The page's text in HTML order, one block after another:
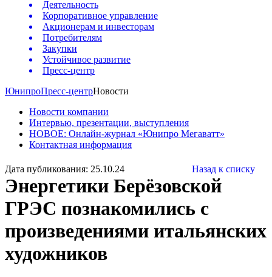
Деятельность
Корпоративное управление
Акционерам и инвесторам
Потребителям
Закупки
Устойчивое развитие
Пресс-центр
ЮнипроПресс-центрНовости
Новости компании
Интервью, презентации, выступления
НОВОЕ: Онлайн-журнал «Юнипро Мегаватт»
Контактная информация
Дата публикования: 25.10.24 Назад к списку
Энергетики Берёзовской
ГРЭС познакомились с
произведениями итальянских
художников